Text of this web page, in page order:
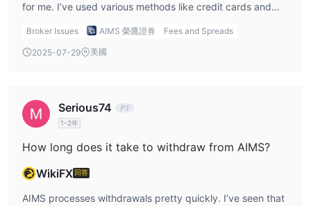
for me. I’ve used various methods like credit cards and
Bitcoin, and I’ve never encountered any extra costs. This
without having to worry about additional charges. It’s a
Broker Issues AIMS 榮鷹證券 Fees and Spreads
2025-07-29 美國
Serious74
1-2年
How long does it take to withdraw from AIMS?
WikiFX 回答
AIMS processes withdrawals pretty quickly. I’ve seen that